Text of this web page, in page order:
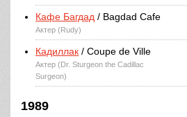
Кафе Багдад / Bagdad Cafe
Актер (Rudy)
Кадиллак / Coupe de Ville
Актер (Dr. Sturgeon the Cadillac
Surgeon)
1989